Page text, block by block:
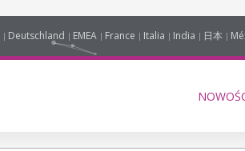
Deutschland EMEA France Italia India 日本